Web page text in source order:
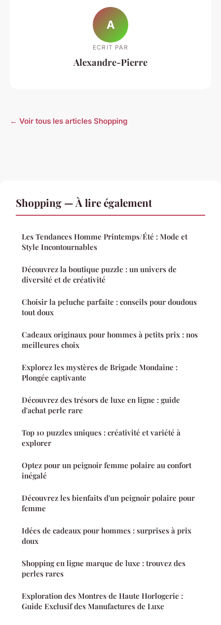
A
ECRIT PAR
Alexandre-Pierre
← Voir tous les articles Shopping
Shopping — À lire également
Les Tendances Homme Printemps/Été : Mode et
Style Incontournables
Découvrez la boutique puzzle : un univers de
diversité et de créativité
Choisir la peluche parfaite : conseils pour doudous
tout doux
Cadeaux originaux pour hommes à petits prix : nos
meilleures choix
Explorez les mystères de Brigade Mondaine :
Plongée captivante
Découvrez des trésors de luxe en ligne : guide
d'achat perle rare
Top 10 puzzles uniques : créativité et variété à
explorer
Optez pour un peignoir femme polaire au confort
inégalé
Découvrez les bienfaits d'un peignoir polaire pour
femme
Idées de cadeaux pour hommes : surprises à prix
doux
Shopping en ligne marque de luxe : trouvez des
perles rares
Exploration des Montres de Haute Horlogerie :
Guide Exclusif des Manufactures de Luxe